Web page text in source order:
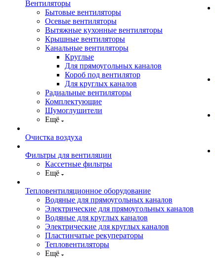
Вентиляторы
Бытовые вентиляторы
Осевые вентиляторы
Вытяжные кухонные вентиляторы
Крышные вентиляторы
Канальные вентиляторы
Круглые
Для прямоугольных каналов
Короб под вентилятор
Для круглых каналов
Радиальные вентиляторы
Комплектующие
Шумоглушители
Ещё
Очистка воздуха
Фильтры для вентиляции
Кассетные фильтры
Ещё
Тепловентиляционное оборудование
Водяные для прямоугольных каналов
Электрические для прямоугольных каналов
Водяные для круглых каналов
Электрические для круглых каналов
Пластинчатые рекуператоры
Тепловентиляторы
Ещё